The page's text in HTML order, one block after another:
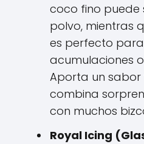
coco fino puede
polvo, mientras
es perfecto
acumulaciones
Aporta un
combina
con muchos
Royal Icing